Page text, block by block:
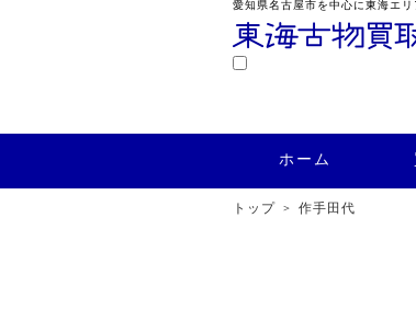
愛知県名古屋市を中心に東海エ
ホーム
トップ 作手田代